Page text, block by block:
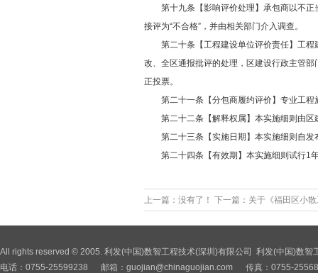
第十九条【影响评价处理】承包商以不正
接评为“不合格”，并由相关部门介入调查。
第二十条【工程建设单位评价责任】工程
改、全区通报批评的处理，区建设行政主管
正投票。
第二十一条【分包商履约评价】专业工程
第二十二条【解释权属】本实施细则由区
第二十三条【实施日期】本实施细则自发
第二十四条【有效期】本实施细则试行1
上一篇：没有了！ 下一篇： 关于《福田区小
All rights reserved © 2005. 利发(中国)数智工程技术(深圳)有限公司 利发(中国)数
电话：0755-25599238 邮箱： guojian@chinaguojian.com 传真：0755-